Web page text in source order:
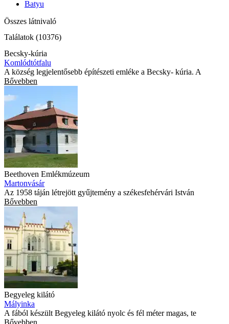
Batyu
Összes látnivaló
Találatok (10376)
Becsky-kúria
Komlódtótfalu
A község legjelentősebb építészeti emléke a Becsky- kúria. A
Bővebben
Beethoven Emlékmúzeum
Martonvásár
Az 1958 táján létrejött gyűjtemény a székesfehérvári István
Bővebben
Begyeleg kilátó
Mályinka
A fából készült Begyeleg kilátó nyolc és fél méter magas, te
Bővebben